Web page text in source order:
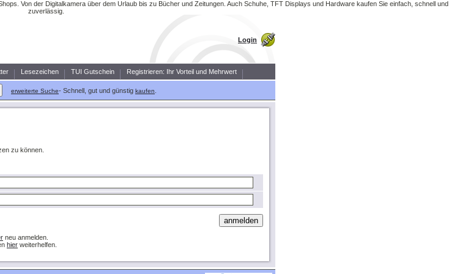
Von der Digitalkamera über dem Urlaub bis zu Bücher und Zeitungen. Auch Schuhe, TFT Displays und Hardware kaufen Sie einfach, schnell und
zuverlässig.
Login
Lesezeichen TUI Gutschein Registrieren: Ihr Vorteil und Mehrwert
erweiterte Suche- Schnell, gut und günstig kaufen
zu können.
neu anmelden.
hier weiterhelfen.